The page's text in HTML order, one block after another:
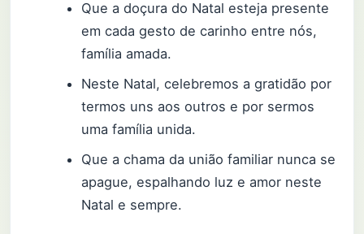
Que a doçura do Natal esteja presente
em cada gesto de carinho entre nós,
família amada.
Neste Natal, celebremos a gratidão por
termos uns aos outros e por sermos
uma família unida.
Que a chama da união familiar nunca se
apague, espalhando luz e amor neste
Natal e sempre.